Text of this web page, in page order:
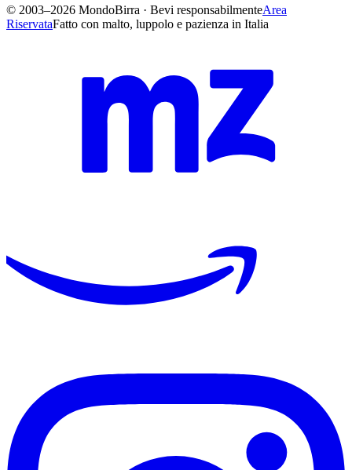
© 2003–2026 MondoBirra · Bevi responsabilmenteArea
RiservataFatto con malto, luppolo e pazienza in Italia